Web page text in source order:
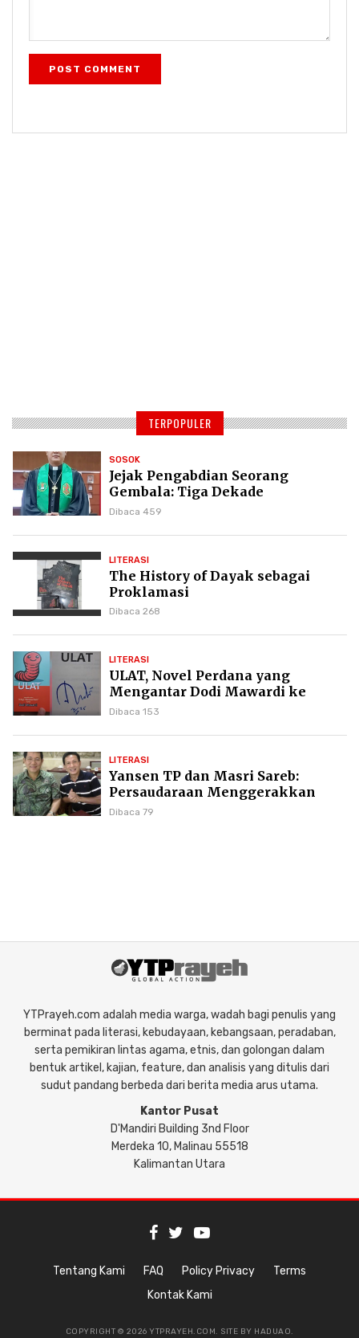
POST COMMENT
TERPOPULER
SOSOK
Jejak Pengabdian Seorang
Gembala: Tiga Dekade
Kepemimpinan Pdt. Dr. Yulius
Dibaca 459
LITERASI
The History of Dayak sebagai
Proklamasi
Dibaca 268
LITERASI
ULAT, Novel Perdana yang
Mengantar Dodi Mawardi ke
Puncak Karier Kepenulisan
Dibaca 153
LITERASI
Yansen TP dan Masri Sareb:
Persaudaraan Menggerakkan
Literasi Borneo
Dibaca 79
YTPrayeh.com adalah media warga, wadah bagi penulis yang
berminat pada literasi, kebudayaan, kebangsaan, peradaban,
serta pemikiran lintas agama, etnis, dan golongan dalam
bentuk artikel, kajian, feature, dan analisis yang ditulis dari
sudut pandang berbeda dari berita media arus utama.
Kantor Pusat
D'Mandiri Building 3nd Floor
Merdeka 10, Malinau 55518
Kalimantan Utara
Tentang Kami FAQ Policy Privacy
Terms
Kontak Kami
COPYRIGHT © 2026 YTPRAYEH.COM. SITE BY HADUAO.